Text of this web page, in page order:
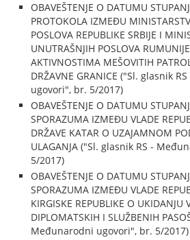
OBAVEŠTENJE O DATUMU
PROTOKOLA IZMEĐU
POSLOVA REPUBLIKE SRBIJE I
UNUTRAŠNJIH POSLOVA
AKTIVNOSTIMA MEŠOVITIH
DRŽAVNE GRANICE ("Sl. glasnik
ugovori", br. 5/2017)
OBAVEŠTENJE O DATUMU
SPORAZUMA IZMEĐU VLADE
DRŽAVE KATAR O UZAJAMNOM
ULAGANJA ("Sl. glasnik RS -
5/2017)
OBAVEŠTENJE O DATUMU
SPORAZUMA IZMEĐU VLADE
KIRGISKE REPUBLIKE O UKIDANJU
DIPLOMATSKIH I SLUŽBENIH
Međunarodni ugovori", br. 5/2017)